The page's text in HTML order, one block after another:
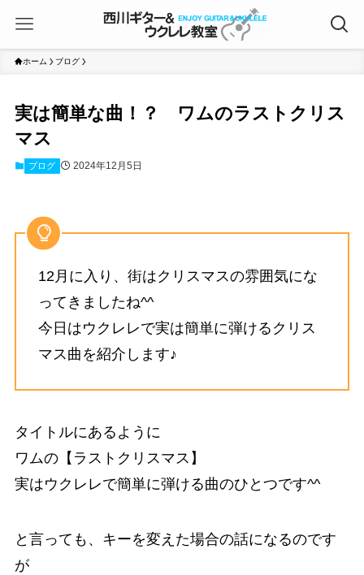
ホーム ブログ
実は簡単な曲！？ ワムのラストクリス
マス
ブログ 2024年12月5日
12月に入り、街はクリスマスの雰囲気にな
ってきましたね^^
今日はウクレレで実は簡単に弾けるクリス
マス曲を紹介します♪
タイトルにあるように
ワムの【ラストクリスマス】
実はウクレレで簡単に弾ける曲のひとつです^^
と言っても、キーを変えた場合の話になるのです
が